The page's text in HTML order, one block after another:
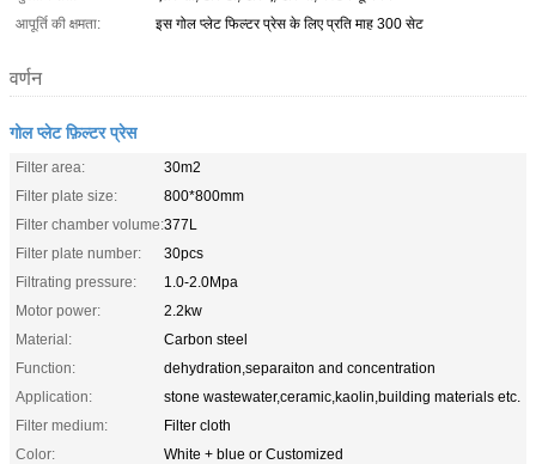
आपूर्ति की क्षमता:
इस गोल प्लेट फिल्टर प्रेस के लिए प्रति माह 300 सेट
वर्णन
गोल प्लेट फ़िल्टर प्रेस
Filter area:
30m2
Filter plate size:
800*800mm
Filter chamber volume:377L
Filter plate number:
30pcs
Filtrating pressure:
1.0-2.0Mpa
Motor power:
2.2kw
Material:
Carbon steel
Function:
dehydration,separaiton and concentration
Application:
stone wastewater,ceramic,kaolin,building materials etc.
Filter medium:
Filter cloth
Color:
White + blue or Customized